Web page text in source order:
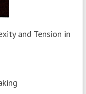
and Tension in